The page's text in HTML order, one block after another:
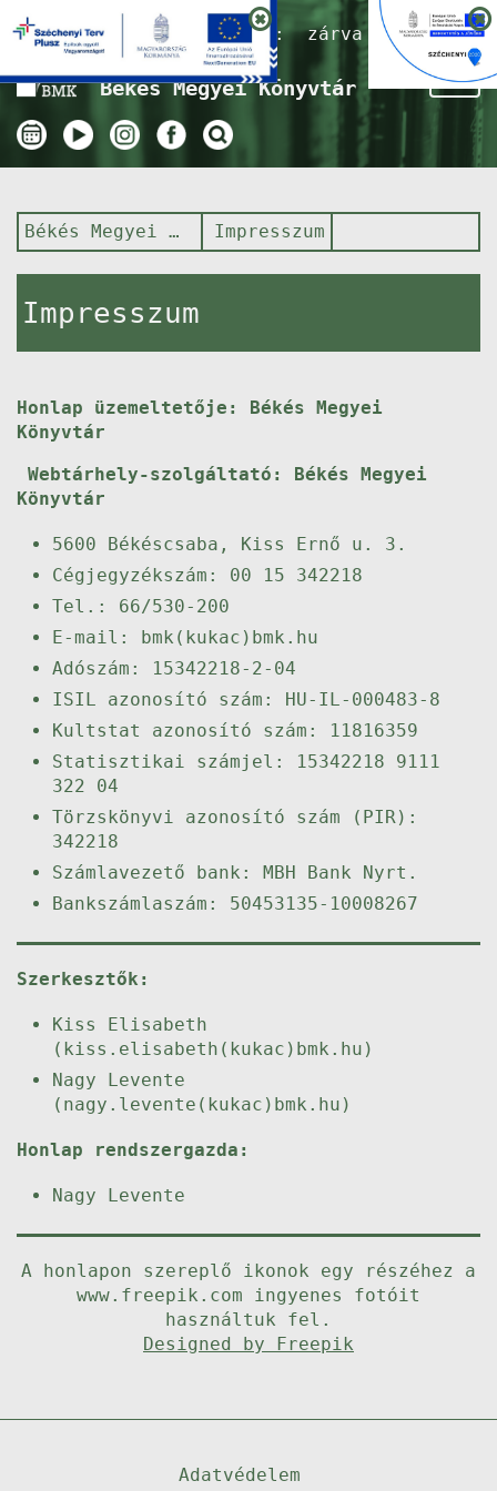
Nyitvatartás ma:zárva
Békés Megyei Könyvtár
Békés Megyei Könyvtár Impresszum
Impresszum
Honlap üzemeltetője: Békés Megyei
Könyvtár
Webtárhely-szolgáltató: Békés Megyei
Könyvtár
5600 Békéscsaba, Kiss Ernő u. 3.
Cégjegyzékszám: 00 15 342218
Tel.: 66/530-200
E-mail: bmk(kukac)bmk.hu
Adószám: 15342218-2-04
ISIL azonosító szám: HU-IL-000483-8
Kultstat azonosító szám: 11816359
Statisztikai számjel: 15342218 9111
322 04
Törzskönyvi azonosító szám (PIR):
342218
Számlavezető bank: MBH Bank Nyrt.
Bankszámlaszám: 50453135-10008267
Szerkesztők:
Kiss Elisabeth
(kiss.elisabeth(kukac)bmk.hu)
Nagy Levente
(nagy.levente(kukac)bmk.hu)
Honlap rendszergazda:
Nagy Levente
A honlapon szereplő ikonok egy részéhez a
www.freepik.com ingyenes fotóit
használtuk fel.
Designed by Freepik
Adatvédelem